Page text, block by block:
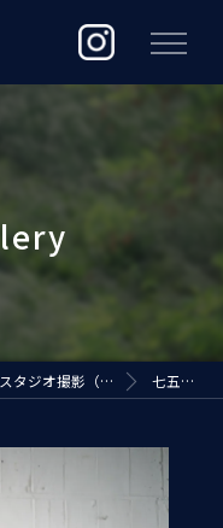
スタジオ撮影（EARTH STUDIO） 七五三フォト